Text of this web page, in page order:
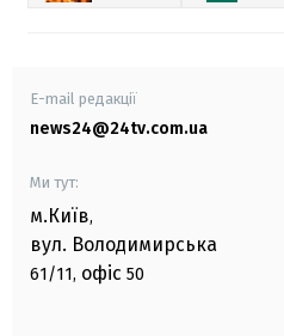
E-mail редакції
news24@24tv.com.ua
Ми тут:
м.Київ,
вул. Володимирська
61/11, офіс 50